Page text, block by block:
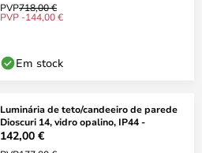
PVP718,00 €
PVP -144,00 €
Em stock
Luminária de teto/candeeiro de parede
Dioscuri 14, vidro opalino, IP44 -
142,00 €